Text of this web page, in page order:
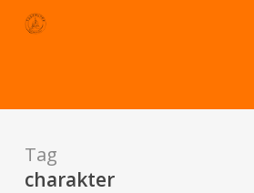
Skip
Tag
charakter